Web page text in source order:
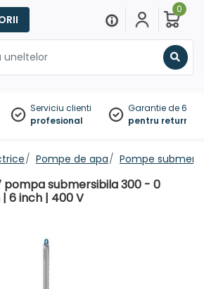
0
Serviciu clienti
profesional
Garantie de 60
pentru
Pompe de apa Pompe
pompa submersibila 300 - 0
6 inch | 400 V